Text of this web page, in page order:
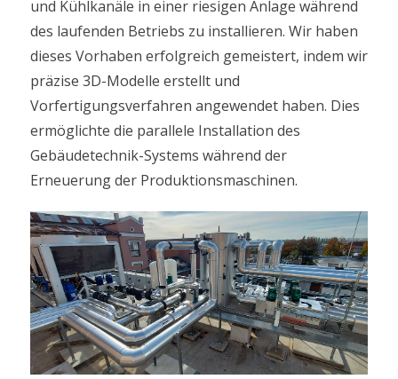
und Kühlkanäle in einer riesigen Anlage während
des laufenden Betriebs zu installieren. Wir haben
dieses Vorhaben erfolgreich gemeistert, indem wir
präzise 3D-Modelle erstellt und
Vorfertigungsverfahren angewendet haben. Dies
ermöglichte die parallele Installation des
Gebäudetechnik-Systems während der
Erneuerung der Produktionsmaschinen.